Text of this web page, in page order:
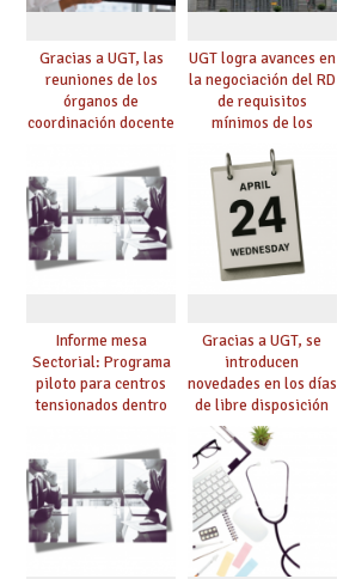
Gracias a UGT, las
reuniones de los
órganos de
coordinación docente
de manera
telemática, sin exigir
presencialidad en el
centro
UGT logra avances en
la negociación del RD
de requisitos
mínimos de los
centros educativos y
exige al Ministerio
que los compromisos
se materialicen con
la mayor agilidad
posible
Informe mesa
Sectorial: Programa
piloto para centros
tensionados dentro
Acuerdo de Mejoras y
evaluación del curso
25/26
Gracias a UGT, se
introducen
novedades en los días
de libre disposición
retribuidos